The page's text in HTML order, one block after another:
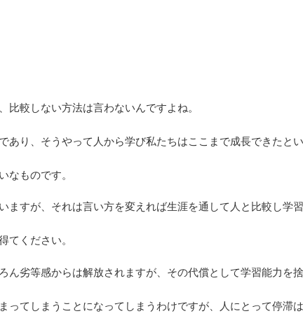
比較しない方法は言わないんですよね。
あり、そうやって人から学び私たちはここまで成長できたとい
なものです。
ますが、それは言い方を変えれば生涯を通して人と比較し学
てください。
ん劣等感からは解放されますが、その代償として学習能力を
ってしまうことになってしまうわけですが、人にとって停滞